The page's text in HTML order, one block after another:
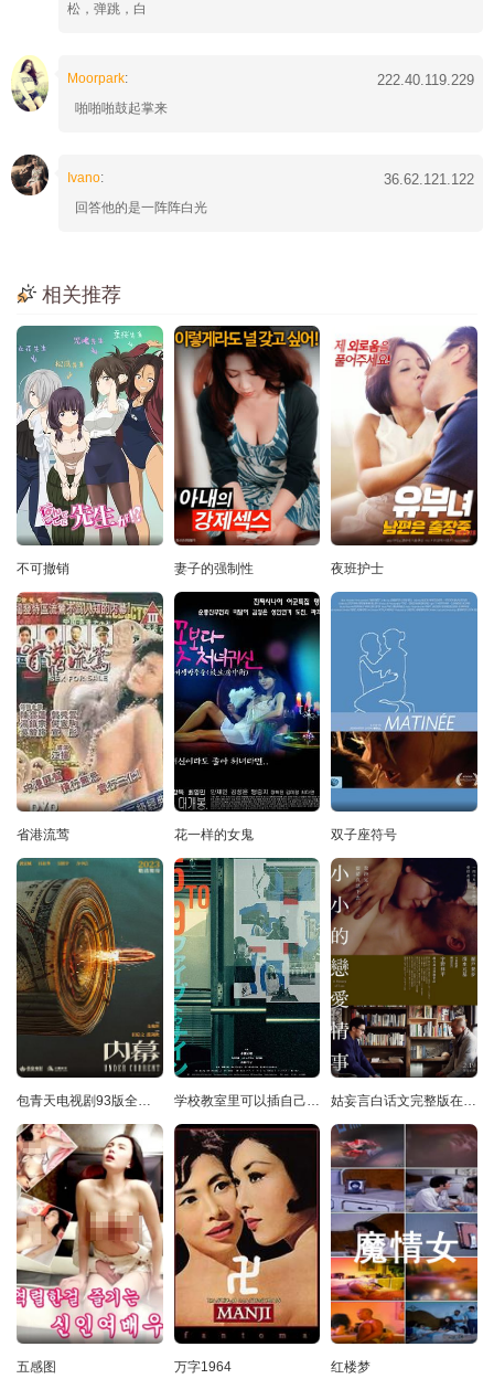
松，弹跳，白
Moorpark: 222.40.119.229
啪啪啪鼓起掌来
Ivano: 36.62.121.122
回答他的是一阵阵白光
相关推荐
不可撤销 妻子的强制性 夜班护士
省港流莺 花一样的女鬼 双子座符号
包青天电视剧93版全集免费观看 学校教室里可以插自己电脑吗 姑妄言白话文完整版在线阅读
五感图 万字1964 红楼梦